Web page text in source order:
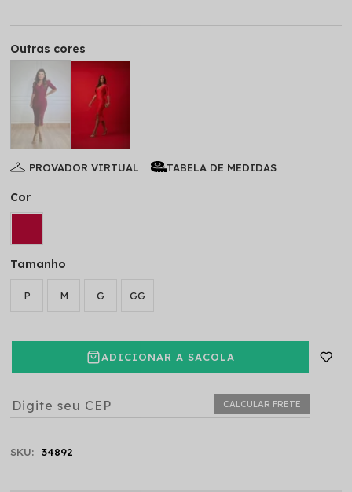
Outras cores
PROVADOR VIRTUAL TABELA DE MEDIDAS
Tamanho
P M G GG
Cor
ADICIONAR A SACOLA
CALCULAR FRETE
SKU: 34892